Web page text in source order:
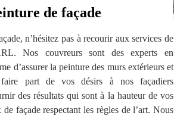
de façade
n’hésitez pas à recourir aux services de
Nos couvreurs sont des experts en
d’assurer la peinture des murs extérieurs et
part de vos désirs à nos façadiers
des résultats qui sont à la hauteur de vos
façade respectant les règles de l’art. Nous